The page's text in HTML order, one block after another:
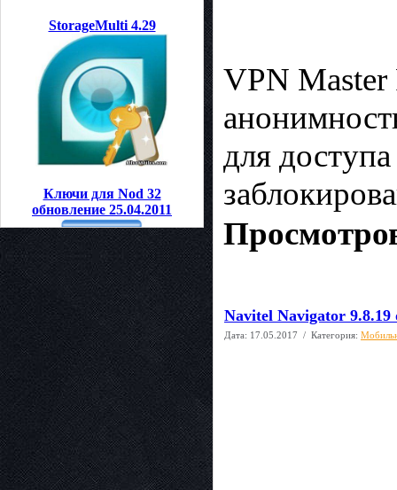
StorageMulti 4.29
Ключи для Nod 32
обновление 25.04.2011
VPN Master
для
Navitel Navigator 9.8.19
Дата: 17.05.2017 / Категория: